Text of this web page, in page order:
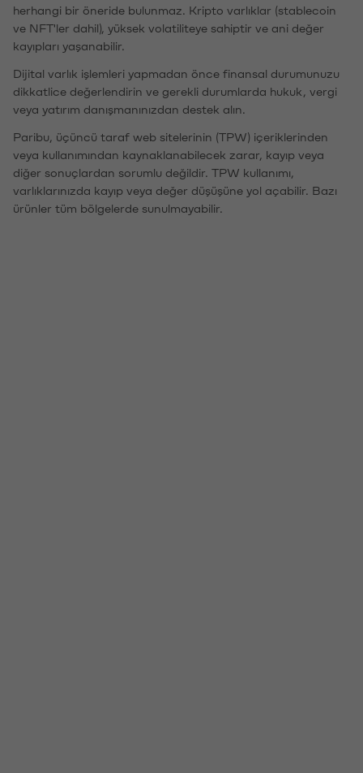
herhangi bir öneride bulunmaz. Kripto varlıklar (stablecoin
ve NFT'ler dahil), yüksek volatiliteye sahiptir ve ani değer
kayıpları yaşanabilir.
Dijital varlık işlemleri yapmadan önce finansal durumunuzu
dikkatlice değerlendirin ve gerekli durumlarda hukuk, vergi
veya yatırım danışmanınızdan destek alın.
Paribu, üçüncü taraf web sitelerinin (TPW) içeriklerinden
veya kullanımından kaynaklanabilecek zarar, kayıp veya
diğer sonuçlardan sorumlu değildir. TPW kullanımı,
varlıklarınızda kayıp veya değer düşüşüne yol açabilir. Bazı
ürünler tüm bölgelerde sunulmayabilir.